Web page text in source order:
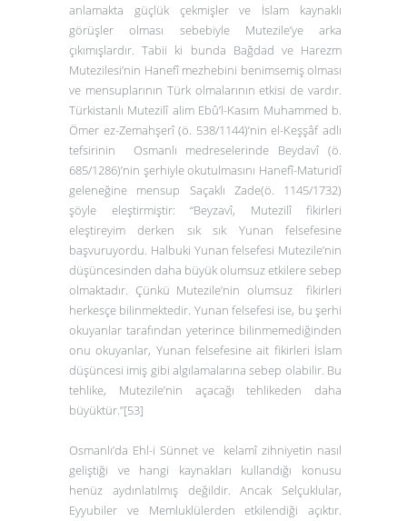
anlamakta güçlük çekmişler ve İslam kaynaklı
görüşler olması sebebiyle Mutezile’ye arka
çıkımışlardır. Tabii ki bunda Bağdad ve Harezm
Mutezilesi’nin Hanefî mezhebini benimsemiş olması
ve mensuplarının Türk olmalarının etkisi de vardır.
Türkistanlı Mutezilî alim Ebû’l-Kasım Muhammed b.
Ömer ez-Zemahşerî (ö. 538/1144)’ninel-Keşşâfadlı
tefsirinin Osmanlı medreselerinde Beydavî (ö.
685/1286)’nin şerhiyle okutulmasını Hanefî-Maturidî
geleneğine mensup Saçaklı Zade(ö. 1145/1732)
şöyle eleştirmiştir: “Beyzavî, Mutezilî fikirleri
eleştireyim derken sık sık Yunan felsefesine
başvuruyordu. Halbuki Yunan felsefesi Mutezile’nin
düşüncesinden daha büyük olumsuz etkilere sebep
olmaktadır. Çünkü Mutezile’nin olumsuz fikirleri
herkesçe bilinmektedir. Yunan felsefesi ise, bu şerhi
okuyanlar tarafından yeterince bilinmemediğinden
onu okuyanlar, Yunan felsefesine ait fikirleri İslam
düşüncesi imiş gibi algılamalarına sebep olabilir. Bu
tehlike, Mutezile’nin açacağı tehlikeden daha
büyüktür.”[53]
Osmanlı’da Ehl-i Sünnet ve kelamî zihniyetin nasıl
geliştiği ve hangi kaynakları kullandığı konusu
henüz aydınlatılmış değildir. Ancak Selçuklular,
Eyyubiler ve Memluklülerden etkilendiği açıktır.